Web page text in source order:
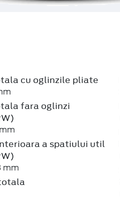
cu oglinzile pliate
fara oglinzi
a spatiului util
mm